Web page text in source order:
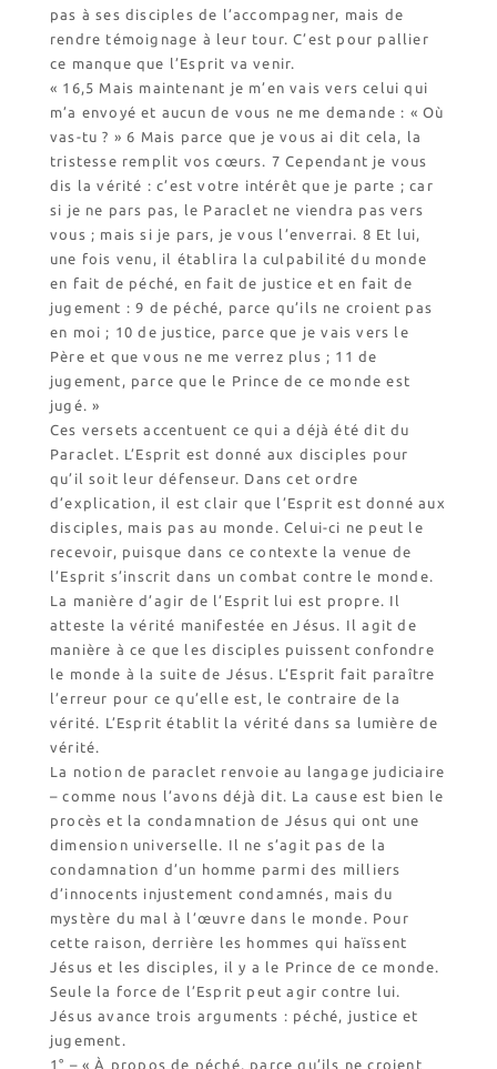
pas à ses disciples de l’accompagner, mais de
rendre témoignage à leur tour. C’est pour pallier
ce manque que l’Esprit va venir.
« 16,5 Mais maintenant je m’en vais vers celui qui
m’a envoyé et aucun de vous ne me demande : « Où
vas-tu ? » 6 Mais parce que je vous ai dit cela, la
tristesse remplit vos cœurs. 7 Cependant je vous
dis la vérité : c’est votre intérêt que je parte ; car
si je ne pars pas, le Paraclet ne viendra pas vers
vous ; mais si je pars, je vous l’enverrai. 8 Et lui,
une fois venu, il établira la culpabilité du monde
en fait de péché, en fait de justice et en fait de
jugement : 9 de péché, parce qu’ils ne croient pas
en moi ; 10 de justice, parce que je vais vers le
Père et que vous ne me verrez plus ; 11 de
jugement, parce que le Prince de ce monde est
jugé. »
Ces versets accentuent ce qui a déjà été dit du
Paraclet. L’Esprit est donné aux disciples pour
qu’il soit leur défenseur. Dans cet ordre
d’explication, il est clair que l’Esprit est donné aux
disciples, mais pas au monde. Celui-ci ne peut le
recevoir, puisque dans ce contexte la venue de
l’Esprit s’inscrit dans un combat contre le monde.
La manière d’agir de l’Esprit lui est propre. Il
atteste la vérité manifestée en Jésus. Il agit de
manière à ce que les disciples puissent confondre
le monde à la suite de Jésus. L’Esprit fait paraître
l’erreur pour ce qu’elle est, le contraire de la
vérité. L’Esprit établit la vérité dans sa lumière de
vérité.
La notion de paraclet renvoie au langage judiciaire
– comme nous l’avons déjà dit. La cause est bien le
procès et la condamnation de Jésus qui ont une
dimension universelle. Il ne s’agit pas de la
condamnation d’un homme parmi des milliers
d’innocents injustement condamnés, mais du
mystère du mal à l’œuvre dans le monde. Pour
cette raison, derrière les hommes qui haïssent
Jésus et les disciples, il y a le Prince de ce monde.
Seule la force de l’Esprit peut agir contre lui.
Jésus avance trois arguments : péché, justice et
jugement.
1° – « À propos de péché, parce qu’ils ne croient